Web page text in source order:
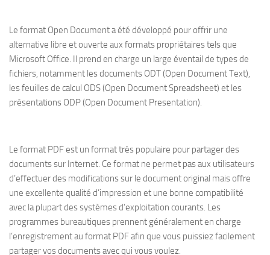
Le format Open Document a été développé pour offrir une
alternative libre et ouverte aux formats propriétaires tels que
Microsoft Office. Il prend en charge un large éventail de types de
fichiers, notamment les documents ODT (Open Document Text),
les feuilles de calcul ODS (Open Document Spreadsheet) et les
présentations ODP (Open Document Presentation).
Le format PDF est un format très populaire pour partager des
documents sur Internet. Ce format ne permet pas aux utilisateurs
d’effectuer des modifications sur le document original mais offre
une excellente qualité d’impression et une bonne compatibilité
avec la plupart des systèmes d’exploitation courants. Les
programmes bureautiques prennent généralement en charge
l’enregistrement au format PDF afin que vous puissiez facilement
partager vos documents avec qui vous voulez.